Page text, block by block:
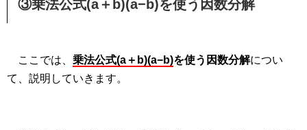
③乗法公式(a＋b)(a−b)を使う因数分解
ここでは、 乗法公式(a＋b)(a−b)を使う因数分解につい
て、説明していきます。